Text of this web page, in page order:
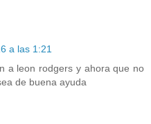
a las 1:21
a leon rodgers y ahora que no
de buena ayuda